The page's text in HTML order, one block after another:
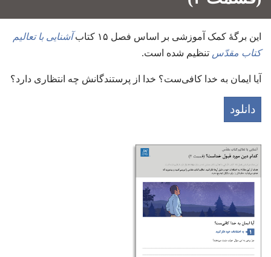
این برگهٔ کمک آموزشی بر اساس فصل ۱۵ کتاب
آشنایی با تعالیم
کتاب مقدّس تنظیم شده است.‏
آیا ایمان به خدا کافی‌ست؟‏ خدا از پرستندگانش چه انتظاری دارد؟‏
دانلود